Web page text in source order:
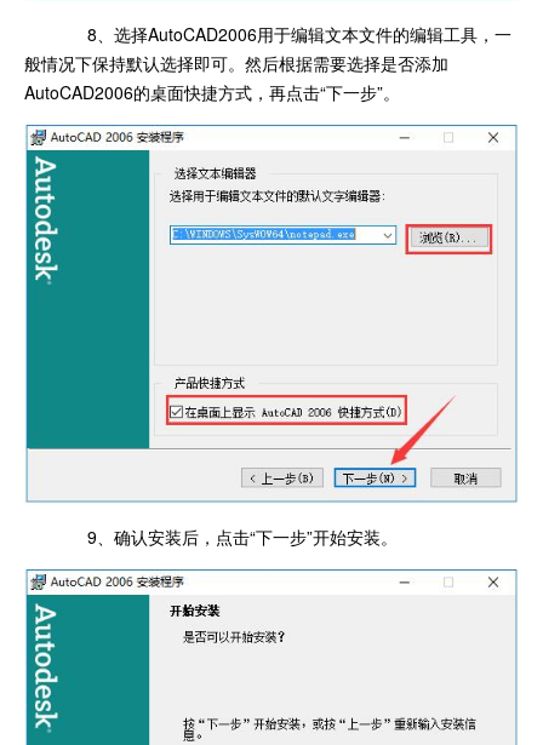
8、选择AutoCAD2006用于编辑文本文件的编辑工具，一
般情况下保持默认选择即可。然后根据需要选择是否添加
AutoCAD2006的桌面快捷方式，再点击“下一步”。
9、确认安装后，点击“下一步”开始安装。